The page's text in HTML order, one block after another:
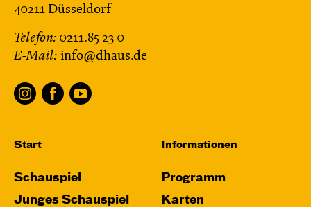
40211 Düsseldorf
Telefon: 0211.85 23 0
E-Mail: info@dhaus.de
Start
Schauspiel
Junges Schauspiel
Informationen
Programm
Karten